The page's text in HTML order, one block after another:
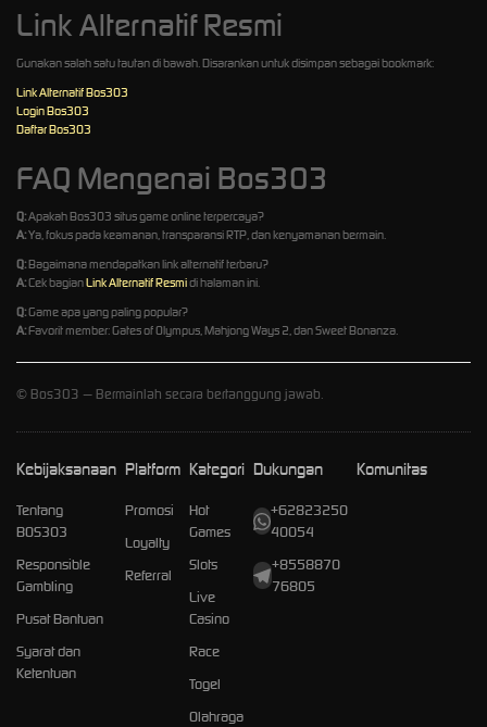
Link Alternatif Resmi
Gunakan salah satu tautan di bawah. Disarankan untuk disimpan sebagai bookmark:
Link Alternatif Bos303
Login Bos303
Daftar Bos303
FAQ Mengenai Bos303
Q:Apakah Bos303 situs game online terpercaya?
A:Ya, fokus pada keamanan, transparansi RTP, dan kenyamanan bermain.
Q:Bagaimana mendapatkan link alternatif terbaru?
A:Cek bagianLink Alternatif Resmidi halaman ini.
Q:Game apa yang paling popular?
A:Favorit member: Gates of Olympus, Mahjong Ways 2, dan Sweet Bonanza.
© Bos303 — Bermainlah secara bertanggung jawab.
Kebijaksanaan
Tentang
BOS303
Responsible
Gambling
Pusat Bantuan
Syarat dan
Ketentuan
Platform
Promosi
Loyalty
Referral
Kategori
Hot
Games
Slots
Live
Casino
Race
Togel
Olahraga
Dukungan
+62823250
40054
+8558870
76805
Komunitas